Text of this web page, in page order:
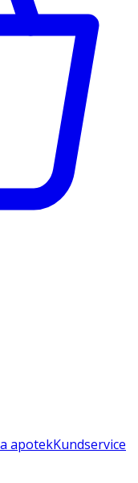
apotekKundservice